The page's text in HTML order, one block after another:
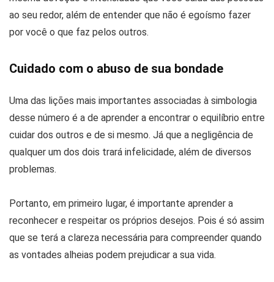
ao seu redor, além de entender que não é egoísmo fazer
por você o que faz pelos outros.
Cuidado com o abuso de sua bondade
Uma das lições mais importantes associadas à simbologia
desse número é a de aprender a encontrar o equilíbrio entre
cuidar dos outros e de si mesmo. Já que a negligência de
qualquer um dos dois trará infelicidade, além de diversos
problemas.
Portanto, em primeiro lugar, é importante aprender a
reconhecer e respeitar os próprios desejos. Pois é só assim
que se terá a clareza necessária para compreender quando
as vontades alheias podem prejudicar a sua vida.